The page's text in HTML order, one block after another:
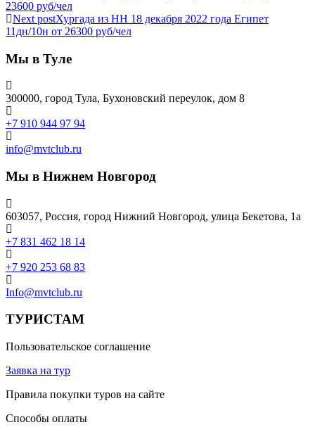
23600 руб/чел
Next postХургада из НН 18 декабря 2022 года Египет
11дн/10н от 26300 руб/чел
Мы в Туле
300000, город Тула, Бухоновский переулок, дом 8
+7 910 944 97 94
info@mvtclub.ru
Мы в Нижнем Новгород
603057, Россия, город Нижний Новгород, улица Бекетова, 1а
+7 831 462 18 14
+7 920 253 68 83
Info@mvtclub.ru
ТУРИСТАМ
Пользовательское соглашение
Заявка на тур
Правила покупки туров на сайте
Способы оплаты